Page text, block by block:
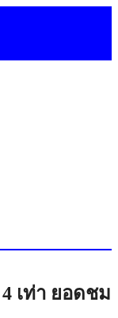
เท่า ยอดชม